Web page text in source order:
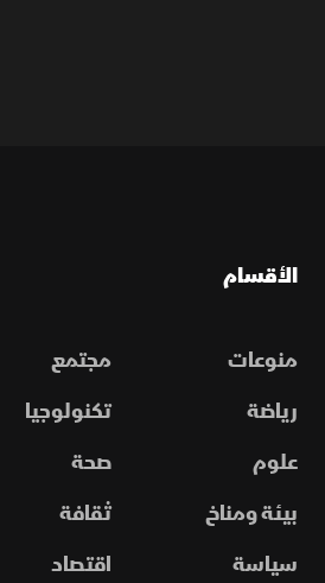
الأقسام
منوعات
مجتمع
رياضة
تكنولوجيا
علوم
صحة
بيئة ومناخ
ثقافة
سياسة
اقتصاد